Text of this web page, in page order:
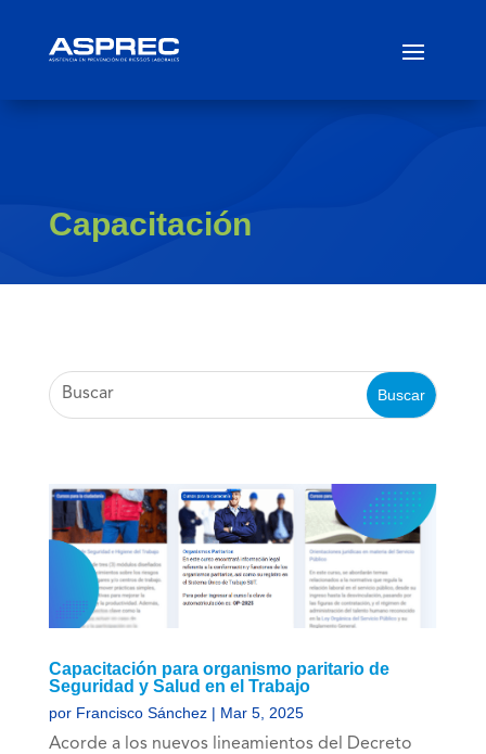
Capacitación
Capacitación para organismo paritario de
Seguridad y Salud en el Trabajo
por Francisco Sánchez| Mar 5, 2025
Acorde a los nuevos lineamientos del Decreto